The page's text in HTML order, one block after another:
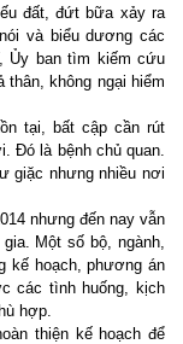
đất, đứt bữa xảy ra
và biểu dương các
Ủy ban tìm kiếm cứu
thân, không ngại hiểm
tại, bất cập cần rút
Đó là bệnh chủ quan.
giặc nhưng nhiều nơi
nhưng đến nay vẫn
Một số bộ, ngành,
kế hoạch, phương án
các tình huống, kịch
hợp.
thiện kế hoạch để